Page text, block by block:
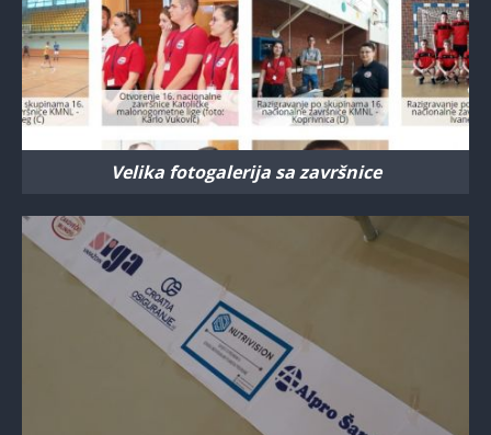
Velika fotogalerija sa završnice